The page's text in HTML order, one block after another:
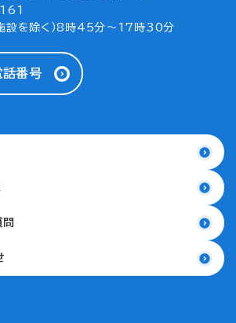
設を除く）8時45分～17時30分
番号